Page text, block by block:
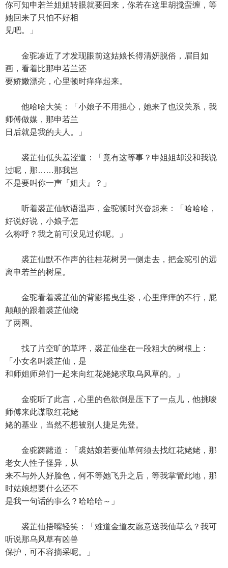
你可知申若兰姐姐转眼就要回来，你若在这里胡搅蛮缠，等
她回来了只怕不好相
见吧。」
金驼凑近了才发现眼前这姑娘长得清妍脱俗，眉目如
画，看着比那申若兰还
要娇嫩漂亮，心里顿时痒痒起来。
他哈哈大笑：「小娘子不用担心，她来了也没关系，我
师傅做媒，那申若兰
日后就是我的夫人。」
裘芷仙低头羞涩道：「竟有这等事？申姐姐却没和我说
过呢，那……那我岂
不是要叫你一声『姐夫』？」
听着裘芷仙软语温声，金驼顿时兴奋起来：「哈哈哈，
好说好说，小娘子怎
么称呼？我之前可没见过你呢。」
裘芷仙默不作声的往桂花树另一侧走去，把金驼引的远
离申若兰的树屋。
金驼看着裘芷仙的背影摇曳生姿，心里痒痒的不行，屁
颠颠的跟着裘芷仙绕
了两圈。
找了片空旷的草坪，裘芷仙坐在一段粗大的树根上：
「小女名叫裘芷仙，是
和师姐师弟们一起来向红花姥姥求取乌风草的。」
金驼听了此言，心里的色欲倒是压下了一点儿，他挑唆
师傅来此谋取红花姥
姥的基业，当然不想被别人捷足先登。
金驼踌躇道：「裘姑娘若要仙草何须去找红花姥姥，那
老女人性子怪异，从
来不与外人好脸色，何不等她飞升之后，等我掌管此地，那
时姑娘想要什么还不
是我一句话的事么？哈哈哈～」
裘芷仙捂嘴轻笑：「难道金道友愿意送我仙草么？我可
听说那乌风草有凶兽
保护，可不容摘采呢。」